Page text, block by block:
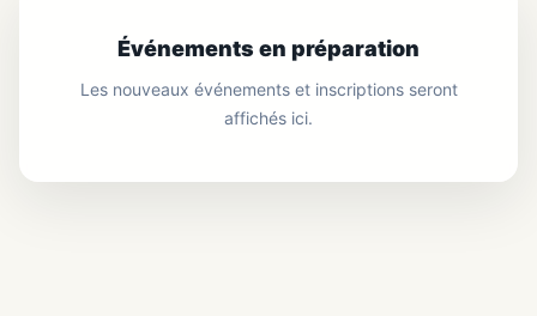
Événements en préparation
Les nouveaux événements et inscriptions seront
affichés ici.